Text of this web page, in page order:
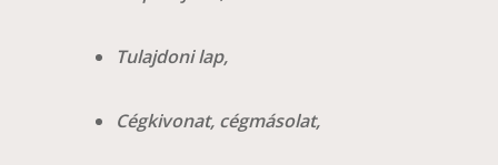
Tulajdoni lap,
Cégkivonat, cégmásolat,